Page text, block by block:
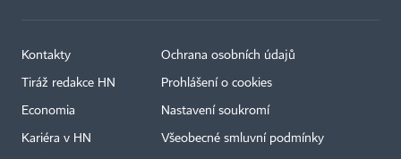
Kontakty
Tiráž redakce HN
Economia
Kariéra v HN
Ochrana osobních údajů
Prohlášení o cookies
Nastavení soukromí
Všeobecné smluvní podmínky